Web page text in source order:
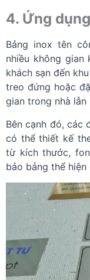
4. Ứng
Bảng inox tên
nhiều không gian
khách sạn đến
treo đứng hoặc
gian trong nhà lẫn
Bên cạnh đó, các
có thể thiết kế
từ kích thước,
bảo bảng thể